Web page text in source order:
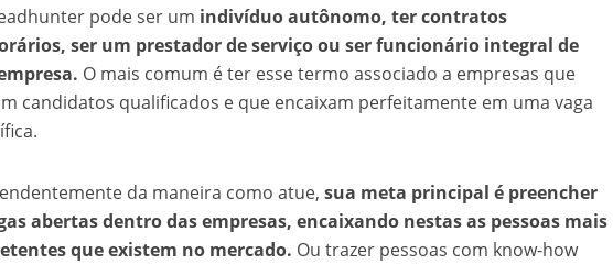
pode ser um indivíduo autônomo, ter contratos
ser um prestador de serviço ou ser funcionário integral de
O mais comum é ter esse termo associado a empresas que
candidatos qualificados e que encaixam perfeitamente em uma vaga
da maneira como atue, sua meta principal é preencher
abertas dentro das empresas, encaixando nestas as pessoas mais
que existem no mercado. Ou trazer pessoas com know-how